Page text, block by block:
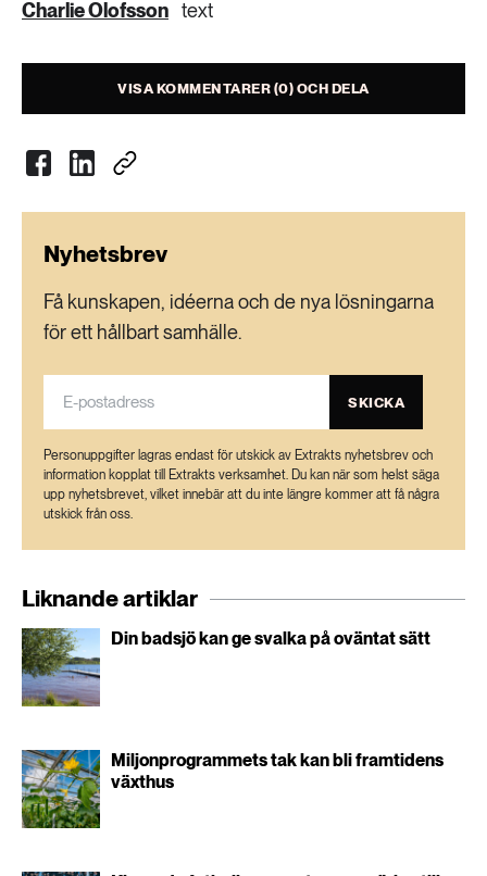
Charlie Olofsson text
VISA KOMMENTARER (0) OCH DELA
Nyhetsbrev
Få kunskapen, idéerna och de nya lösningarna
för ett hållbart samhälle.
SKICKA
Personuppgifter lagras endast för utskick av Extrakts nyhetsbrev och
information kopplat till Extrakts verksamhet. Du kan när som helst säga
upp nyhetsbrevet, vilket innebär att du inte längre kommer att få några
utskick från oss.
Liknande artiklar
Din badsjö kan ge svalka på oväntat sätt
Miljonprogrammets tak kan bli framtidens
växthus